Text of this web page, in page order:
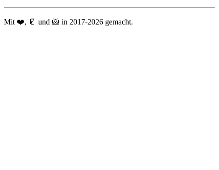
Mit ❤️, 🥛 und 🐹 in 2017-2026 gemacht.